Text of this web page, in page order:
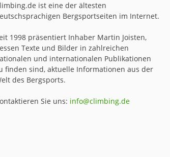
ist eine der ältesten
Bergsportseiten im Internet.
1998 präsentiert Inhaber Martin Joisten,
Texte und Bilder in zahlreichen
und internationalen Publikationen
finden sind, aktuelle Informationen aus der
des Bergsports.
Sie uns: info@climbing.de